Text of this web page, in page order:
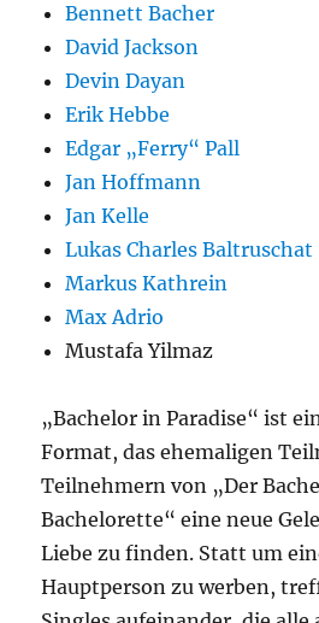
Bennett Bacher
David Jackson
Devin Dayan
Erik Hebbe
Edgar „Ferry“ Pall
Jan Hoffmann
Jan Kelle
Lukas Charles Baltruschat
Markus Kathrein
Max Adrio
Mustafa Yilmaz
„Bachelor in Paradise“ ist
Format, das ehemaligen
Teilnehmern von „Der
Bachelorette“ eine neue
Liebe zu finden. Statt um
Hauptperson zu werben,